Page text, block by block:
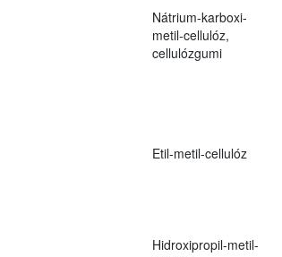
Nátrium-karboxi-
metil-cellulóz,
cellulózgumi
Etil-metil-cellulóz
Hidroxipropil-metil-